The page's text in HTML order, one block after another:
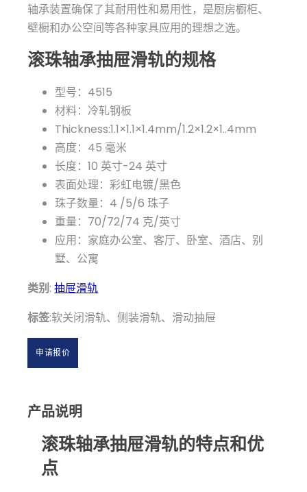
轴承装置确保了其耐用性和易用性，是厨房橱柜、
壁橱和办公空间等各种家具应用的理想之选。
滚珠轴承抽屉滑轨的规格
型号：4515
材料：冷轧钢板
Thickness:1.1×1.1×1.4mm/1.2×1.2×1..4mm
高度：45 毫米
长度：10 英寸-24 英寸
表面处理：彩虹电镀/黑色
珠子数量：4 /5/6 珠子
重量：70/72/74 克/英寸
应用：家庭办公室、客厅、卧室、酒店、别
墅、公寓
类别:抽屉滑轨
标签:软关闭滑轨、侧装滑轨、滑动抽屉
申请报价
产品说明
滚珠轴承抽屉滑轨的特点和优
点